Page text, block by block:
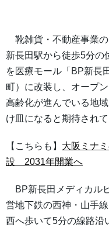
靴雑貨・不動産事業
新長田駅から徒歩5分の
を医療モール「BP新長
町）に改装し、オープ
高齢化が進んでいる地
け皿になると期待されて
【こちらも】 大阪ミナ
設 2031年開業へ
BP新長田メディカル
営地下鉄の西神・山手
西へ歩いて5分の線路沿